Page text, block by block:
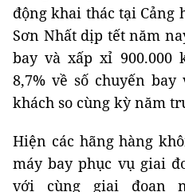
động khai thác tại Cảng
Sơn Nhất dịp tết năm
bay và xấp xỉ 900.000
8,7% về số chuyến
khách so cùng kỳ năm
Hiện các hãng hàng
máy bay phục vụ giai
với cùng giai đoạn